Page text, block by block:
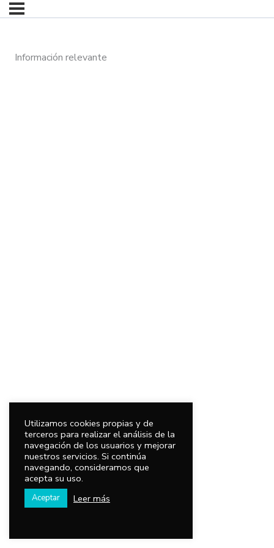
Información relevante
Utilizamos cookies propias y de
terceros para realizar el análisis de la
navegación de los usuarios y mejorar
nuestros servicios. Si continúa
navegando, consideramos que
acepta su uso.
Aceptar Leer más